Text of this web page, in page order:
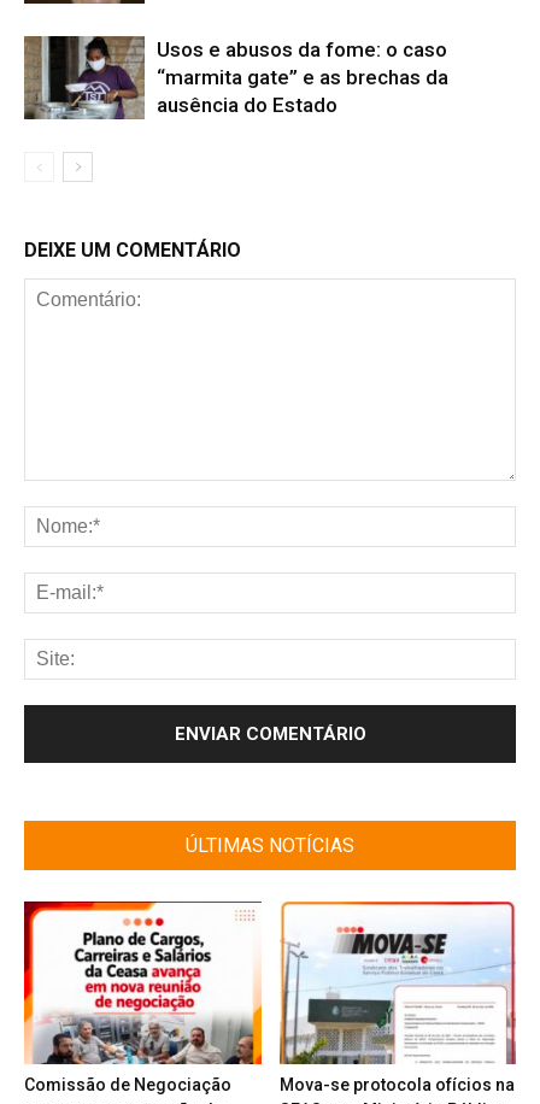
Usos e abusos da fome: o caso
“marmita gate” e as brechas da
ausência do Estado
DEIXE UM COMENTÁRIO
ÚLTIMAS NOTÍCIAS
Comissão de Negociação
Mova-se protocola ofícios na